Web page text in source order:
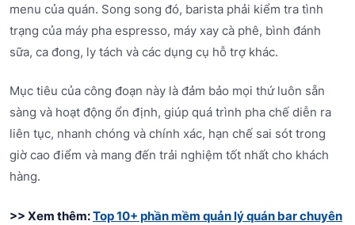
menu của quán. Song song đó, barista phải kiểm tra tình
trạng của máy pha espresso, máy xay cà phê, bình đánh
sữa, ca đong, ly tách và các dụng cụ hỗ trợ khác.
Mục tiêu của công đoạn này là đảm bảo mọi thứ luôn sẵn
sàng và hoạt động ổn định, giúp quá trình pha chế diễn ra
liên tục, nhanh chóng và chính xác, hạn chế sai sót trong
giờ cao điểm và mang đến trải nghiệm tốt nhất cho khách
hàng.
>> Xem thêm:Top 10+ phần mềm quản lý quán bar chuyên